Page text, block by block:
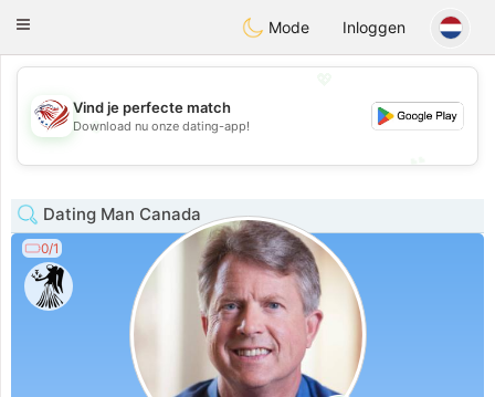
StatesDating
Toggle
Mode Inloggen
💖
💕
Vind je perfecte match
Download nu onze dating-app!
Dating Man Canada
0/1